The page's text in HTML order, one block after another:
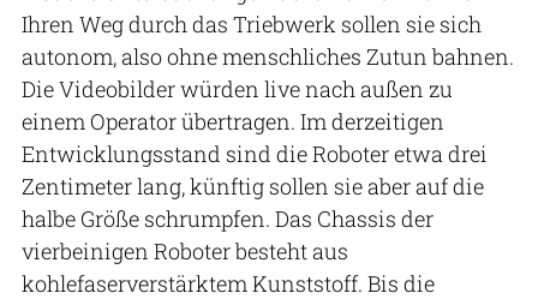
Ihren Weg durch das Triebwerk sollen sie sich
autonom, also ohne menschliches Zutun bahnen.
Die Videobilder würden live nach außen zu
einem Operator übertragen. Im derzeitigen
Entwicklungsstand sind die Roboter etwa drei
Zentimeter lang, künftig sollen sie aber auf die
halbe Größe schrumpfen. Das Chassis der
vierbeinigen Roboter besteht aus
kohlefaserverstärktem Kunststoff. Bis die